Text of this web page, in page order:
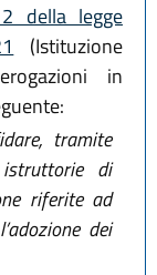
della legge
(Istituzione
in
tramite
istruttorie di
riferite ad
dei